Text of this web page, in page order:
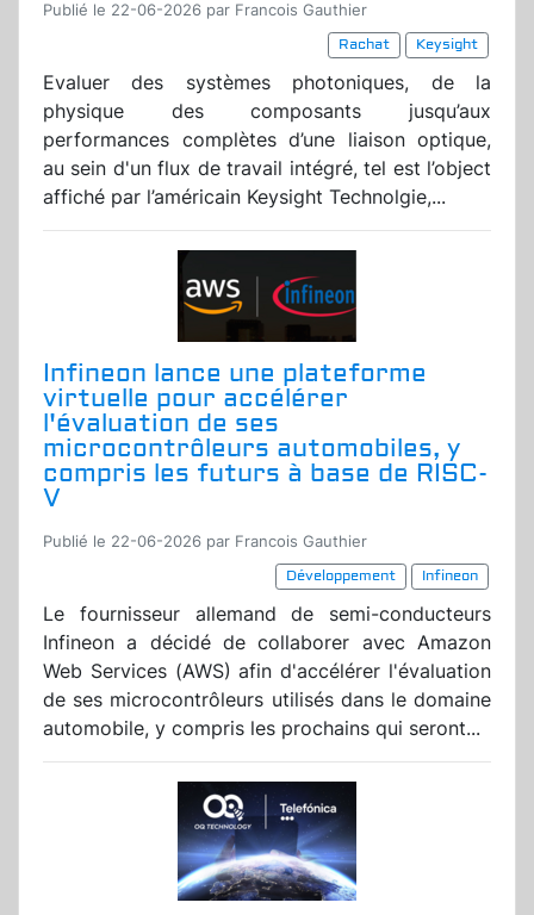
Publié le 22-06-2026 par Francois Gauthier
Rachat
Keysight
Evaluer des systèmes photoniques, de la
physique des composants jusqu’aux
performances complètes d’une liaison optique,
au sein d'un flux de travail intégré, tel est l’object
affiché par l’américain Keysight Technolgie,...
Infineon lance une plateforme
virtuelle pour accélérer
l'évaluation de ses
microcontrôleurs automobiles, y
compris les futurs à base de RISC-
V
Publié le 22-06-2026 par Francois Gauthier
Développement
Infineon
Le fournisseur allemand de semi-conducteurs
Infineon a décidé de collaborer avec Amazon
Web Services (AWS) afin d'accélérer l'évaluation
de ses microcontrôleurs utilisés dans le domaine
automobile, y compris les prochains qui seront...